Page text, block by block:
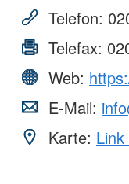
Telefon:
Telefax:
Web:
E-Mail:
Karte: